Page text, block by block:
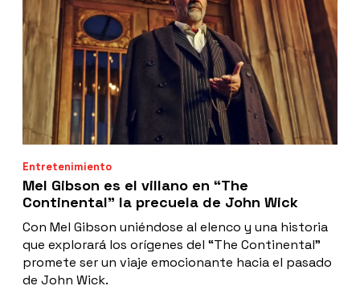
Entretenimiento
Mel Gibson es el villano en “The
Continental” la precuela de John Wick
Con Mel Gibson uniéndose al elenco y una historia
que explorará los orígenes del “The Continental”
promete ser un viaje emocionante hacia el pasado
de John Wick.